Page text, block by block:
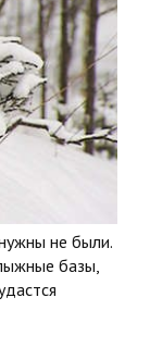
не были.
базы,